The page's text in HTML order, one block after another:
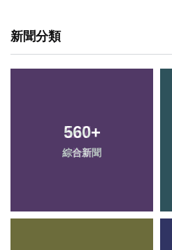
新聞分類
560+
綜合新聞